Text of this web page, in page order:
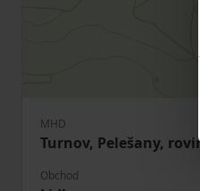
MHD
Turnov, Pelešany,
Obchod